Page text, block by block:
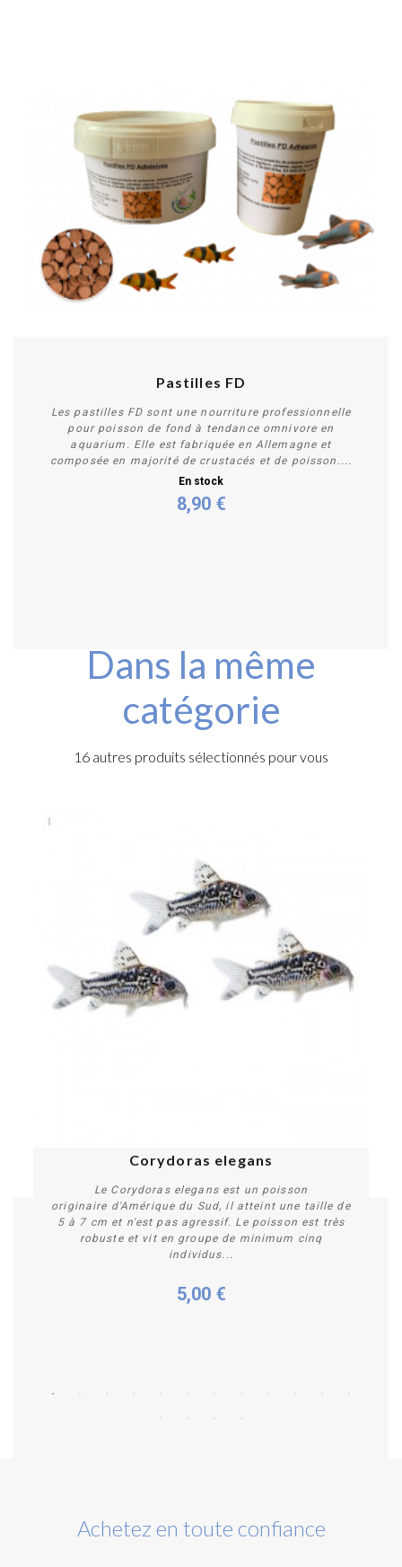
Pastilles FD
Les pastilles FD sont une nourriture professionnelle
pour poisson de fond à tendance omnivore en
aquarium. Elle est fabriquée en Allemagne et
composée en majorité de crustacés et de poisson....
En stock
8,90 €
Dans la même
catégorie
16 autres produits sélectionnés pour vous
Plus de détails
Corydoras elegans
Le Corydoras elegans est un poisson
originaire d'Amérique du Sud, il atteint une taille de
5 à 7 cm et n'est pas agressif. Le poisson est très
robuste et vit en groupe de minimum cinq
individus...
5,00 €
Achetez en toute confiance